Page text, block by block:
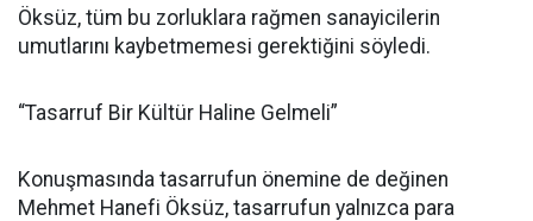
Öksüz, tüm bu zorluklara rağmen sanayicilerin
umutlarını kaybetmemesi gerektiğini söyledi.
“Tasarruf Bir Kültür Haline Gelmeli”
Konuşmasında tasarrufun önemine de değinen
Mehmet Hanefi Öksüz, tasarrufun yalnızca para